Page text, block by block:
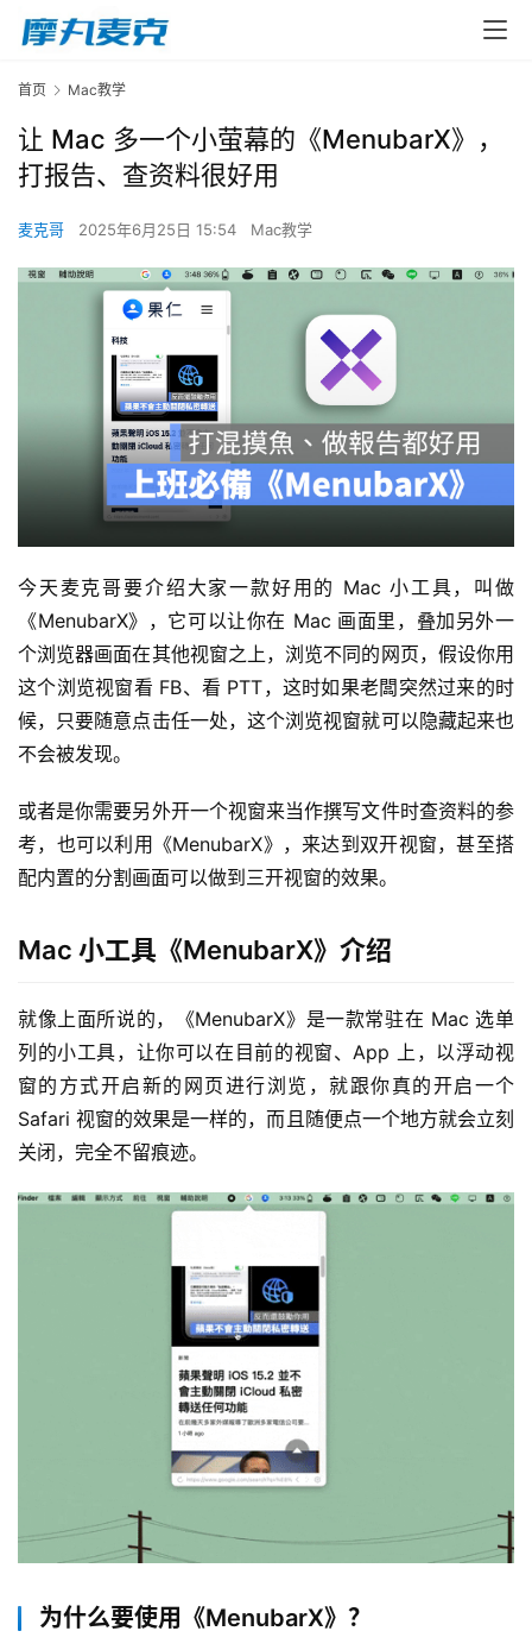
首页 Mac教学
让 Mac 多一个小萤幕的《MenubarX》，
打报告、查资料很好用
麦克哥 2025年6月25日 15:54 Mac教学
今天麦克哥要介绍大家一款好用的 Mac 小工具，叫做
《MenubarX》，它可以让你在 Mac 画面里，叠加另外一
个浏览器画面在其他视窗之上，浏览不同的网页，假设你用
这个浏览视窗看 FB、看 PTT，这时如果老闆突然过来的时
候，只要随意点击任一处，这个浏览视窗就可以隐藏起来也
不会被发现。
或者是你需要另外开一个视窗来当作撰写文件时查资料的参
考，也可以利用《MenubarX》，来达到双开视窗，甚至搭
配内置的分割画面可以做到三开视窗的效果。
Mac 小工具《MenubarX》介绍
就像上面所说的，《MenubarX》是一款常驻在 Mac 选单
列的小工具，让你可以在目前的视窗、App 上，以浮动视
窗的方式开启新的网页进行浏览，就跟你真的开启一个
Safari 视窗的效果是一样的，而且随便点一个地方就会立刻
关闭，完全不留痕迹。
为什么要使用《MenubarX》？